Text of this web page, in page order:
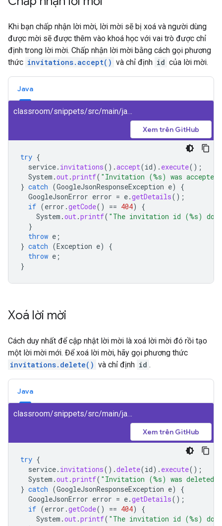
Khi bạn chấp nhận lời mời, lời mời sẽ bị xoá và người dùng
được mời sẽ được thêm vào khoá học với vai trò được chỉ
định trong lời mời. Chấp nhận lời mời bằng cách gọi phương
thức invitations.accept() và chỉ định id của lời mời.
Java
classroom/snippets/src/main/java/AcceptInvitation.java
Xem trên GitHub
try {
service. invitations().accept(id). execute();
System .out.printf( "Invitation (%s) was
} catch (GoogleJsonResponseException e)
{
GoogleJsonError error = e.getDetails();
if (error .getCode() == 404)
{
System .out.printf( "The invitation id (%s)
}
throw e ;
} catch (Exception e)
{
throw e ;
}
Xoá lời mời
Cách duy nhất để cập nhật lời mời là xoá lời mời đó rồi tạo
một lời mời mới. Để xoá lời mời, hãy gọi phương thức
invitations.delete() và chỉ định id .
Java
classroom/snippets/src/main/java/DeleteInvitation.java
Xem trên GitHub
try {
service. invitations().delete(id). execute();
System .out.printf( "Invitation (%s) was
} catch (GoogleJsonResponseException e)
{
GoogleJsonError error = e.getDetails();
if (error .getCode() == 404)
{
System .out.printf( "The invitation id (%s)